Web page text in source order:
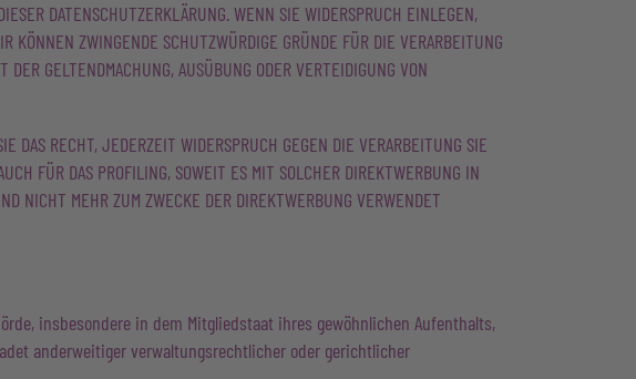
DATENSCHUTZERKLÄRUNG. WENN SIE WIDERSPRUCH EINLEGEN,
ZWINGENDE SCHUTZWÜRDIGE GRÜNDE FÜR DIE VERARBEITUNG
GELTENDMACHUNG, AUSÜBUNG ODER VERTEIDIGUNG VON
DAS RECHT, JEDERZEIT WIDERSPRUCH GEGEN DIE VERARBEITUNG SIE
FÜR DAS PROFILING, SOWEIT ES MIT SOLCHER DIREKTWERBUNG IN
NICHT MEHR ZUM ZWECKE DER DIREKTWERBUNG VERWENDET
insbesondere in dem Mitgliedstaat ihres gewöhnlichen Aufenthalts,
anderweitiger verwaltungsrechtlicher oder gerichtlicher